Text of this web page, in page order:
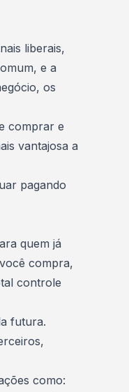
liberais,
e a
os
comprar e
vantajosa a
pagando
quem já
compra,
controle
futura.
como: